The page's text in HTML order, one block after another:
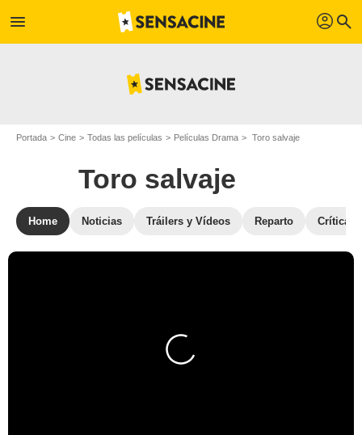
menu profil search
Portada Cine Todas las películas Películas Drama Toro salvaje
Toro salvaje
Home Noticias Tráilers y Vídeos Reparto Críticas